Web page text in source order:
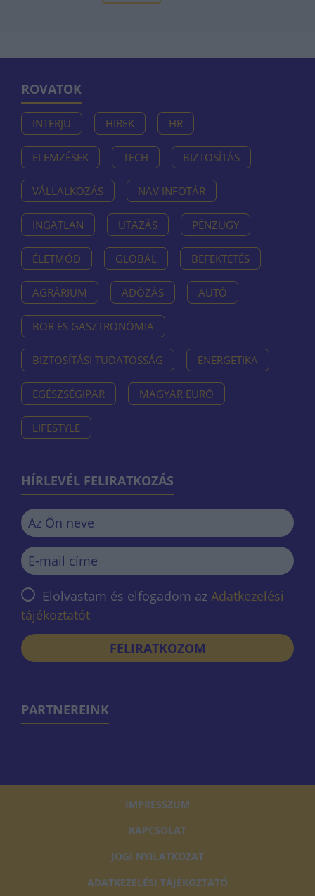
ROVATOK
INTERJÚ HÍREK HR
ELEMZÉSEK TECH BIZTOSÍTÁS
VÁLLALKOZÁS NAV INFOTÁR
INGATLAN UTAZÁS PÉNZÜGY
ÉLETMÓD GLOBÁL BEFEKTETÉS
AGRÁRIUM ADÓZÁS AUTÓ
BOR ÉS GASZTRONÓMIA
BIZTOSÍTÁSI TUDATOSSÁG ENERGETIKA
EGÉSZSÉGIPAR MAGYAR EURÓ
LIFESTYLE
HÍRLEVÉL FELIRATKOZÁS
Elolvastam és elfogadom az Adatkezelési
tájékoztatót
FELIRATKOZOM
PARTNEREINK
IMPRESSZUM
KAPCSOLAT
JOGI NYILATKOZAT
ADATKEZELÉSI TÁJÉKOZTATÓ